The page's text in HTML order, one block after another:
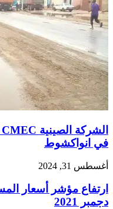
في انواكشوط
أغسطس 31, 2024
دجمبر 2021